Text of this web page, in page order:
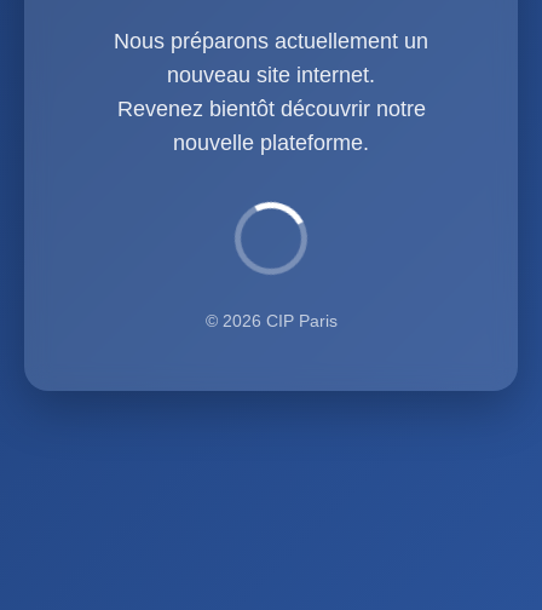
Nous préparons actuellement un
nouveau site internet.
Revenez bientôt découvrir notre
nouvelle plateforme.
© 2026 CIP Paris